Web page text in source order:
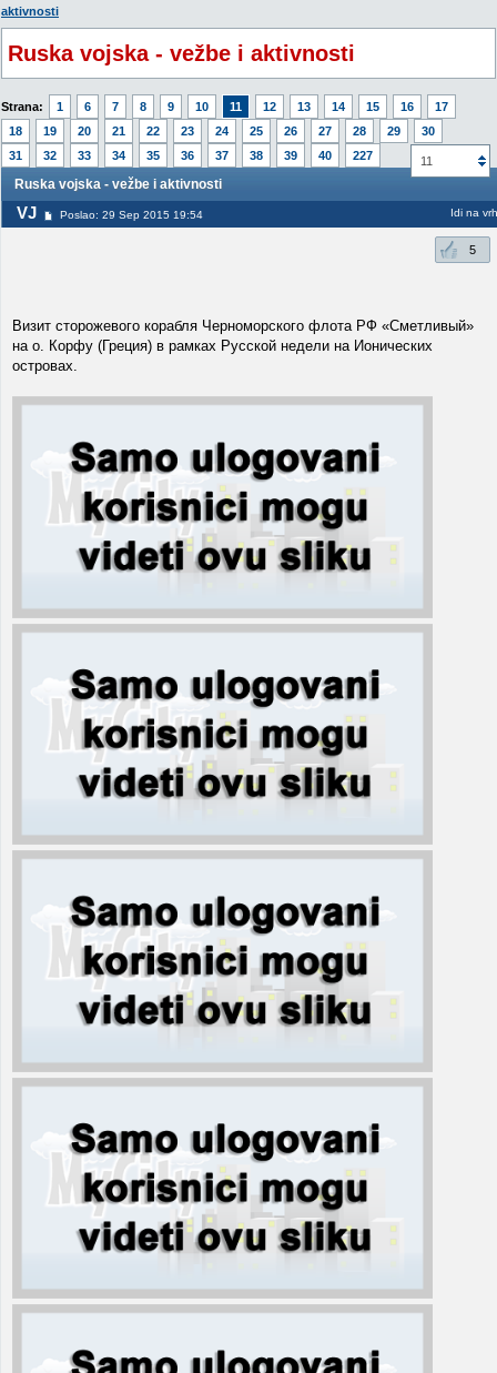
aktivnosti
Ruska vojska - vežbe i aktivnosti
Strana: 1 6 7 8 9 10 11 12 13 14 15 16
17
18
19 20 21 22 23 24 25 26 27 28 29
30
31
32 33 34 35 36 37 38 39 40 227 11
Ruska vojska - vežbe i aktivnosti
VJ Poslao: 29 Sep 2015 19:54 Idi na vrh
5
Визит сторожевого корабля Черноморского флота РФ «Сметливый»
на о. Корфу (Греция) в рамках Русской недели на Ионических
островах.